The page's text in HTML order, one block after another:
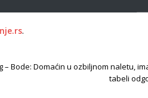
.
– Bode: Domaćin u ozbiljnom naletu,
tabeli